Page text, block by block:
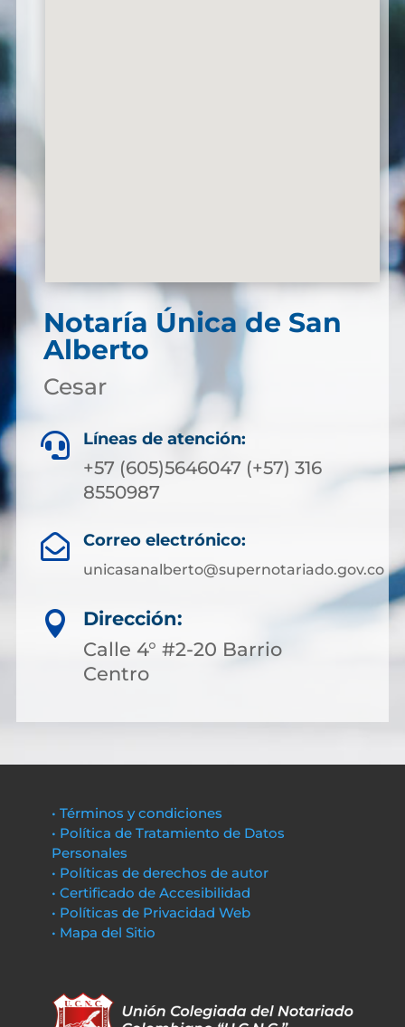
Notaría Única de San
Alberto
Cesar
 Líneas de atención:
+57 (605)5646047 (+57) 316
8550987
 Correo electrónico:
unicasanalberto@supernotariado.gov.co

Dirección:
Calle 4° #2-20 Barrio
Centro
• Términos y condiciones
• Política de Tratamiento de Datos
Personales
• Políticas de derechos de autor
• Certificado de Accesibilidad
• Políticas de Privacidad Web
• Mapa del Sitio